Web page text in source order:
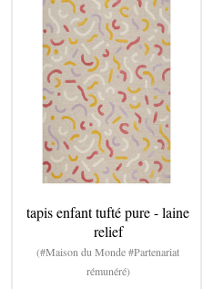
tapis enfant tufté pure - laine
relief
(#Maison du Monde #Partenariat
rémunéré)